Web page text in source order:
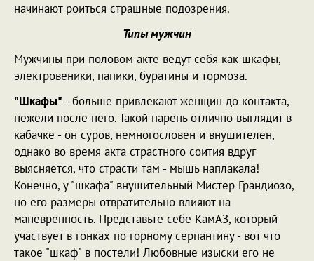
начинают роиться страшные подозрения.
Типы мужчин
Мужчины при половом акте ведут себя как шкафы,
электровеники, папики, буратины и тормоза.
"Шкафы" - больше привлекают женщин до контакта,
нежели после него. Такой парень отлично выглядит в
кабачке - он суров, немногословен и внушителен,
однако во время акта страстного соития вдруг
выясняется, что страсти там - мышь наплакала!
Конечно, у "шкафа" внушительный Мистер Грандиозо,
но его размеры отвратительно влияют на
маневренность. Представьте себе КамАЗ, который
участвует в гонках по горному серпантину - вот что
такое "шкаф" в постели! Любовные изыски его не